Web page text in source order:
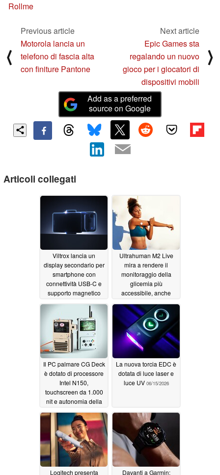
Rollme
⟨
Previous article
Motorola lancia un
telefono di fascia alta
con finiture Pantone
Next article
Epic Games sta
regalando un nuovo
gioco per i giocatori di
dispositivi mobili
⟩
Add as a preferred
source on Google
Articoli collegati
Viltrox lancia un
display secondario per
smartphone con
connettività USB-C e
supporto magnetico
07/30/2026
Ultrahuman M2 Live
mira a rendere il
monitoraggio della
glicemia più
accessibile, anche
06/19/2026
Il PC palmare CG Deck
è dotato di processore
Intel N150,
touchscreen da 1.000
nit e autonomia della
06/17/2026
La nuova torcia EDC è
dotata di luce laser e
luce UV 06/15/2026
Logitech presenta
Davanti a Garmin: